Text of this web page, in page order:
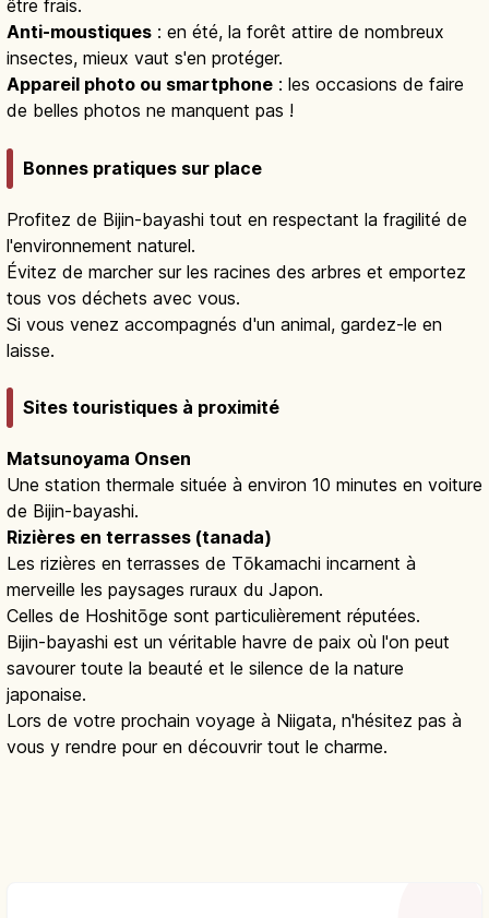
être frais.
Anti-moustiques : en été, la forêt attire de nombreux
insectes, mieux vaut s'en protéger.
Appareil photo ou smartphone : les occasions de faire
de belles photos ne manquent pas !
Bonnes pratiques sur place
Profitez de Bijin-bayashi tout en respectant la fragilité de
l'environnement naturel.
Évitez de marcher sur les racines des arbres et emportez
tous vos déchets avec vous.
Si vous venez accompagnés d'un animal, gardez-le en
laisse.
Sites touristiques à proximité
Matsunoyama Onsen
Une station thermale située à environ 10 minutes en voiture
de Bijin-bayashi.
Rizières en terrasses (tanada)
Les rizières en terrasses de Tōkamachi incarnent à
merveille les paysages ruraux du Japon.
Celles de Hoshitōge sont particulièrement réputées.
Bijin-bayashi est un véritable havre de paix où l'on peut
savourer toute la beauté et le silence de la nature
japonaise.
Lors de votre prochain voyage à Niigata, n'hésitez pas à
vous y rendre pour en découvrir tout le charme.